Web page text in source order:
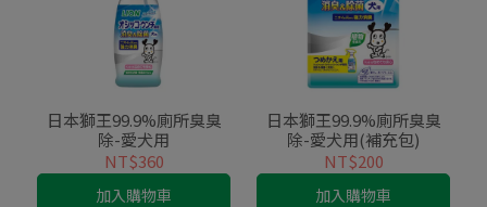
日本獅王99.9%廁所臭臭
除-愛犬用
NT$360
加入購物車
日本獅王99.9%廁所臭臭
除-愛犬用(補充包)
NT$200
加入購物車